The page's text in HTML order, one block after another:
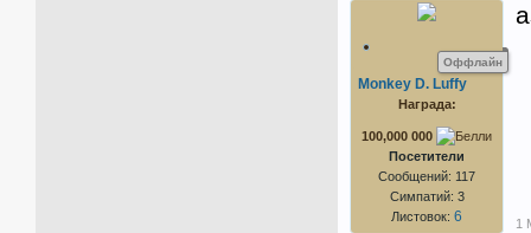
Оффлайн
Monkey D. Luffy
Награда:
100,000 000
Посетители
Сообщений: 117
Симпатий: 3
Листовок: 6 1